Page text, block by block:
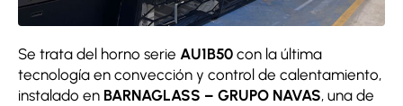
Se trata del horno serie AU1B50 con la última
tecnología en convección y control de calentamiento,
instalado en BARNAGLASS – GRUPO NAVAS, una de